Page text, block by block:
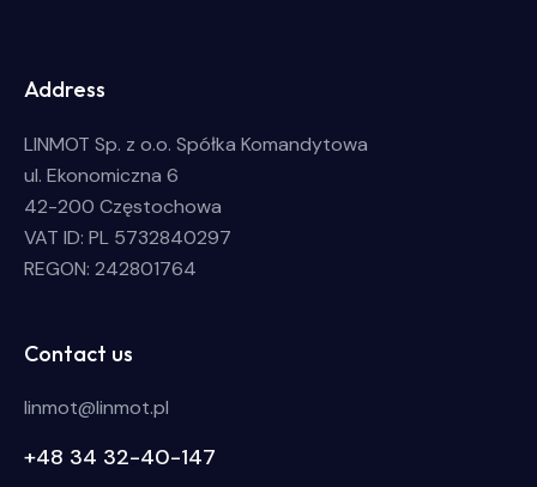
Address
LINMOT Sp. z o.o. Spółka Komandytowa
ul. Ekonomiczna 6
42-200 Częstochowa
VAT ID: PL 5732840297
REGON: 242801764
Contact us
linmot@linmot.pl
+48 34 32-40-147